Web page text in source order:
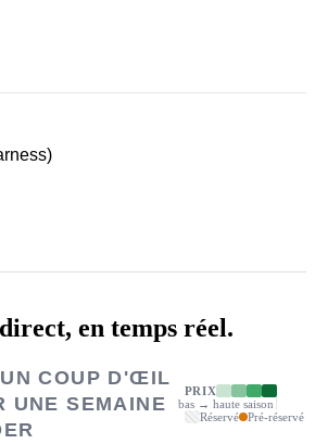
en temps réel.
COUP D'ŒIL
UNE SEMAINE
PRIX
bas → haute saison
Réservé
Pré-réservé